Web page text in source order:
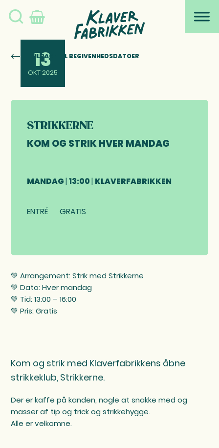
navigation
content
sidebar
Klaverfabrikken
Søg
på
TILBAGE TIL BEGIVENHEDSDATOER
13
OKT 2025
STRIKKERNE
KOM OG STRIK HVER MANDAG
MANDAG| 13:00| KLAVERFABRIKKEN
ENTRÉ GRATIS
💚 Arrangement: Strik med Strikkerne
💚 Dato: Hver mandag
💚 Tid: 13:00 – 16:00
💚 Pris: Gratis
Kom og strik med Klaverfabrikkens åbne
strikkeklub, Strikkerne.
Der er kaffe på kanden, nogle at snakke med og
masser af tip og trick og strikkehygge.
Alle er velkomne.